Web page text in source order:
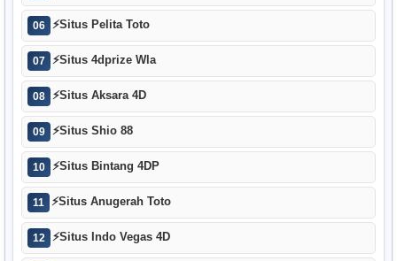
06 ⚡Situs Pelita Toto
07 ⚡Situs 4dprize Wla
08 ⚡Situs Aksara 4D
09 ⚡Situs Shio 88
10 ⚡Situs Bintang 4DP
11 ⚡Situs Anugerah Toto
12 ⚡Situs Indo Vegas 4D